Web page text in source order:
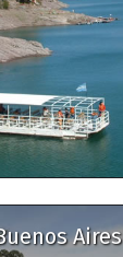
Aires